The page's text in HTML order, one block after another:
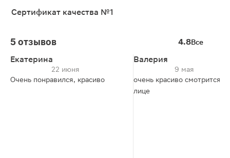
Сертификат качества №1
5 отзывов 4.8Все
Екатерина
22 июня
Очень понравился, красиво
Валерия
9 мая
очень красиво смотрится на
лице